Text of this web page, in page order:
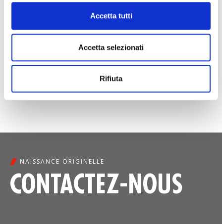
Accetta tutti
Accetta selezionati
Rifiuta
SYSTÈME DE FIXATION
ÉLÉMENTS DE FIXATION
NAISSANCE ORIGINELLE
CONTACTEZ-NOUS